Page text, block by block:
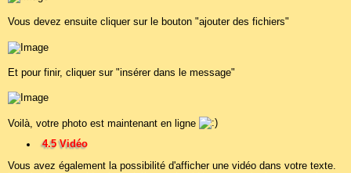
Vous devez ensuite cliquer sur le bouton "ajouter des fichiers"
Et pour finir, cliquer sur "insérer dans le message"
Voilà, votre photo est maintenant en ligne
4.5 Vidéo
Vous avez également la possibilité d'afficher une vidéo dans votre texte.